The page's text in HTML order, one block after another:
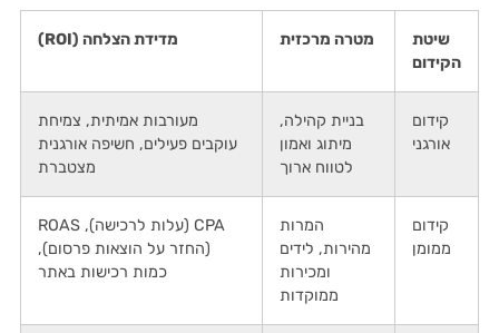
שיטת
הקידום
מטרה מרכזית מדידת הצלחה (ROI)
קידום
אורגני
בניית קהילה,
מיתוג ואמון
לטווח ארוך
מעורבות אמיתית, צמיחת
עוקבים פעילים, חשיפה אורגנית
מצטברת
קידום
ממומן
המרות
מהירות, לידים
ומכירות
ממוקדות
CPA (עלות לרכישה), ROAS
(החזר על הוצאות פרסום),
כמות רכישות באתר